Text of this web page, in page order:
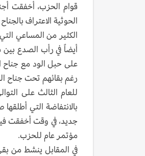
قوام الحزب، أخفقت
الحوثية الاعتراف
الكثير من المساعي
أيضاً في رأب الصدع بين
على حبل الود مع جناح
رغم بقائهم تحت جناح
للعام الثالث على
بالانتفاضة التي
جديد، في وقت أخفقت
مؤتمر عام للحزب.
في المقابل ينشط من